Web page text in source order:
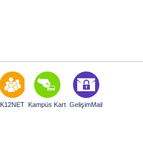
K12NET Kampüs Kart GelişimMail